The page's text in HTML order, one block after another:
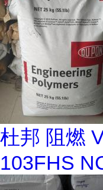
杜邦 阻燃
103FHS